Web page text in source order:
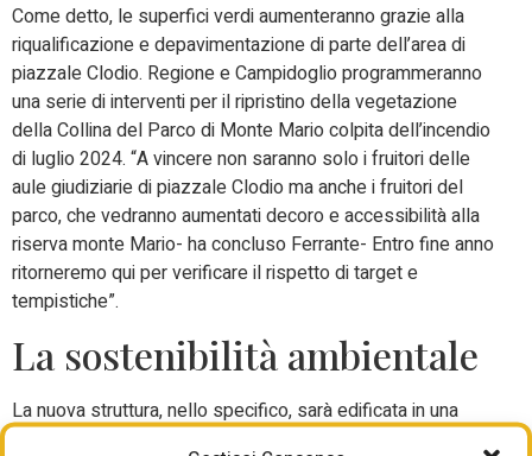
Come detto, le superfici verdi aumenteranno grazie alla
riqualificazione e depavimentazione di parte dell’area di
piazzale Clodio. Regione e Campidoglio programmeranno
una serie di interventi per il ripristino della vegetazione
della Collina del Parco di Monte Mario colpita dell’incendio
di luglio 2024. “A vincere non saranno solo i fruitori delle
aule giudiziarie di piazzale Clodio ma anche i fruitori del
parco, che vedranno aumentati decoro e accessibilità alla
riserva monte Mario- ha concluso Ferrante- Entro fine anno
ritorneremo qui per verificare il rispetto di target e
tempistiche”.
La sostenibilità ambientale
La nuova struttura, nello specifico, sarà edificata in una